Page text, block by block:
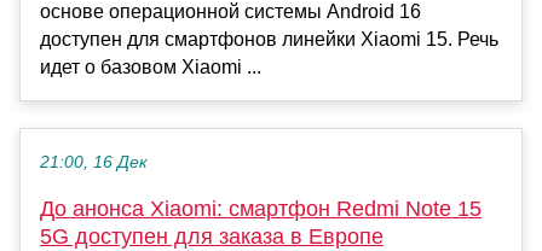
основе операционной системы Android 16
доступен для смартфонов линейки Xiaomi 15. Речь
идет о базовом Xiaomi ...
21:00, 16 Дек
До анонса Xiaomi: смартфон Redmi Note 15
5G доступен для заказа в Европе